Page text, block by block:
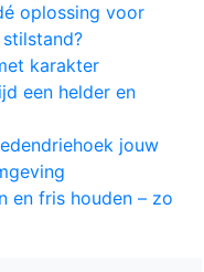
oplossing voor
karakter
een helder en
jouw
en fris houden – zo